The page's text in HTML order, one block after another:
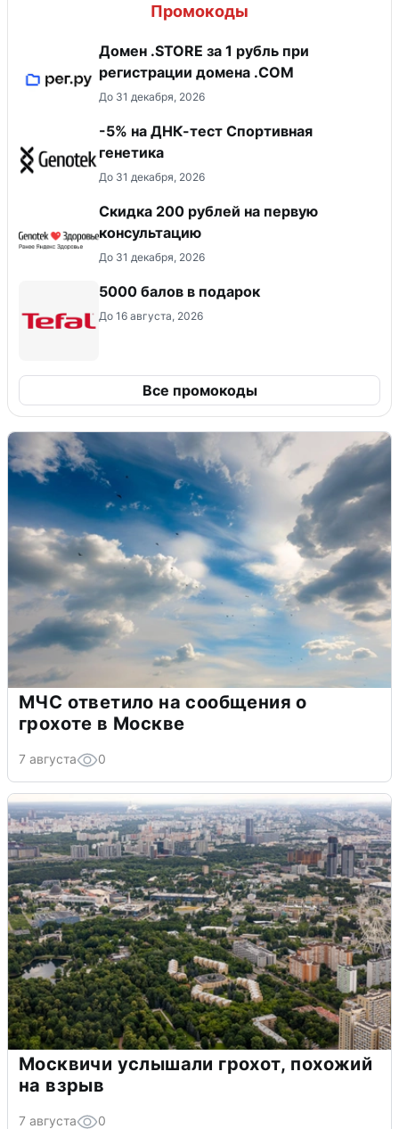
Промокоды
Домен .STORE за 1 рубль при
регистрации домена .COM
До 31 декабря, 2026
-5% на ДНК-тест Спортивная
генетика
До 31 декабря, 2026
Скидка 200 рублей на первую
консультацию
До 31 декабря, 2026
5000 балов в подарок
До 16 августа, 2026
Все промокоды
МЧС ответило на сообщения о
грохоте в Москве
7 августа 0
Москвичи услышали грохот, похожий
на взрыв
7 августа 0